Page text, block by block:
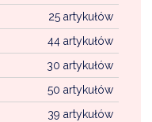
25 artykułów
44 artykułów
30 artykułów
50 artykułów
39 artykułów